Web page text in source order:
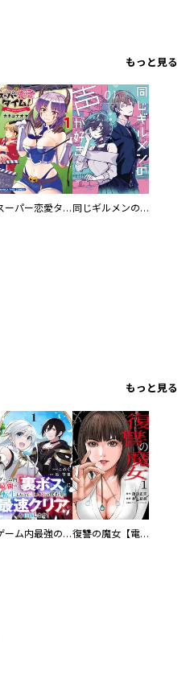
もっと見る
スーパー恋愛タイム！～現場でドＳな彼女は自宅でデレる～ 同じギルメンの声が好き
もっと見る
ゲーム内最強の『裏ボス』に転生したので、主人公の代わりに最速クリアを目指します！【電子単行本版】 復讐の魔女【電子単行本版】